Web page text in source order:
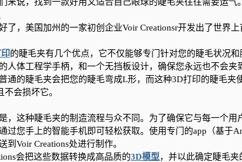
，美国加州的一家初创企业Voir Creationsr开发出了世界上
的睫毛夹有几个优点，它不仅能够专门针对您的睫毛状况
人体工程学手柄，和一个无挡板设计，确保您永远也不会
通的睫毛夹会把您的睫毛弯成L形，而这种3D打印的睫毛夹
会损坏它。
这种睫毛夹的制造流程与众不同。为了确保它与每一个用
过您手上的智能手机即可轻松获取。使用专门的app（基于
到Voir Creations处进行制作。
会把这些数据转换成高品质的3D模型，并以此确定睫毛